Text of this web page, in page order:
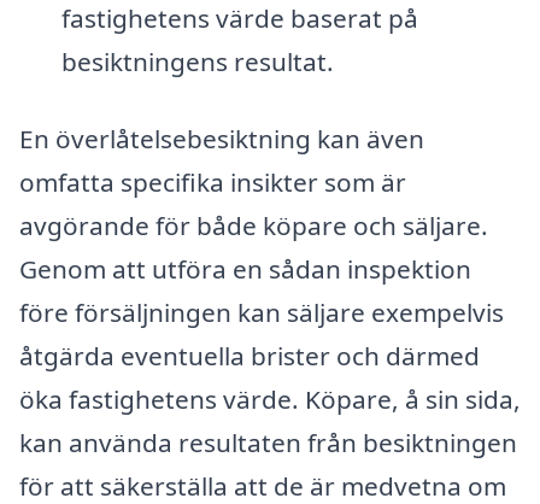
fastighetens värde baserat på
besiktningens resultat.
En överlåtelsebesiktning kan även
omfatta specifika insikter som är
avgörande för både köpare och säljare.
Genom att utföra en sådan inspektion
före försäljningen kan säljare exempelvis
åtgärda eventuella brister och därmed
öka fastighetens värde. Köpare, å sin sida,
kan använda resultaten från besiktningen
för att säkerställa att de är medvetna om